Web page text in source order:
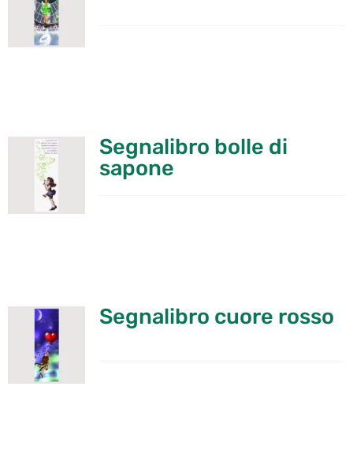
Segnalibro bolle di
sapone
Segnalibro cuore rosso